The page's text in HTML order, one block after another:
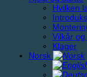
Hvilken
Vilkår
Klager
Norsk